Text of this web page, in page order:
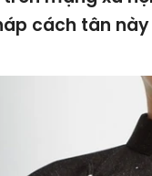
cách tân